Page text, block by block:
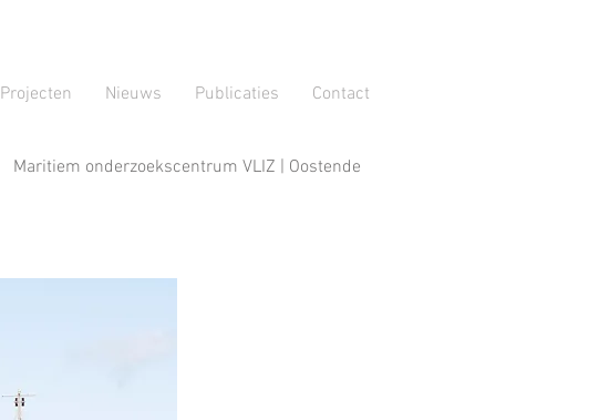
Projecten Nieuws Publicaties Contact
Maritiem onderzoekscentrum VLIZ | Oostende